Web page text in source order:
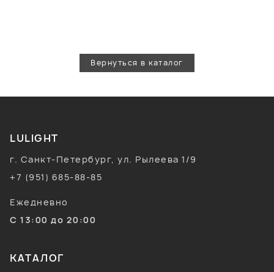
Вернуться в каталог
LULIGHT
г. Санкт-Петербург, ул. Рылеева 1/9
+7 (951) 685-88-85
Ежедневно
С 13:00 до 20:00
КАТАЛОГ